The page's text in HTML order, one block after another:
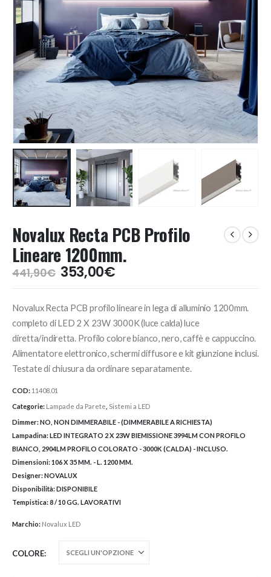
Novalux Recta PCB Profilo
Lineare 1200mm.
441,90€ Il
prezzo
era:
441,90€.
353,00€Il
prezzo
è:
353,00€.
Novalux Recta PCB profilo lineare in lega di alluminio 1200mm.
completo di LED 2 X 23W 3000K (luce calda) luce
diretta/indiretta. Profilo colore bianco, nero, caffè e cappuccino.
Alimentatore elettronico, schermi diffusore e kit giunzione inclusi.
Testate di chiusura da ordinare separatamente.
COD: 11408.01
Categorie: Lampade da Parete Sistemi a LED
Dimmer:NO, NON DIMMERABILE - (DIMMERABILE A RICHIESTA)
Lampadina:LED INTEGRATO 2 X 23W BIEMISSIONE 3994LM CON PROFILO
BIANCO, 2904LM PROFILO COLORATO - 3000K (CALDA) - INCLUSO.
Dimensioni:106 X 35 MM. - L. 1200 MM.
Designer:NOVALUX
Disponibilità:DISPONIBILE
Tempistica:8 / 10 GG. LAVORATIVI
Marchio: Novalux LED
COLORE